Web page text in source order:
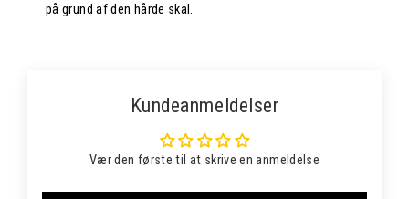
på grund af den hårde skal.
Kundeanmeldelser
Vær den første til at skrive en anmeldelse